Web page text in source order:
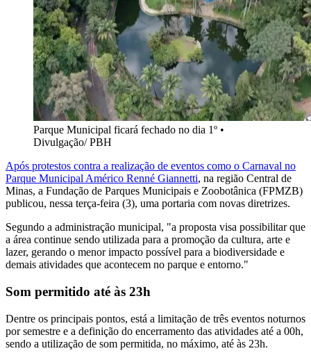
Parque Municipal ficará fechado no dia 1º •
Divulgação/ PBH
Após protestos contra a realização de eventos como o Carnaval no
Parque Municipal Américo Renné Giannetti, na região Central de
Minas, a Fundação de Parques Municipais e Zoobotânica (FPMZB)
publicou, nessa terça-feira (3), uma portaria com novas diretrizes.
Segundo a administração municipal, "a proposta visa possibilitar que
a área continue sendo utilizada para a promoção da cultura, arte e
lazer, gerando o menor impacto possível para a biodiversidade e
demais atividades que acontecem no parque e entorno."
Som permitido até às 23h
Dentre os principais pontos, está a limitação de três eventos noturnos
por semestre e a definição do encerramento das atividades até a 00h,
sendo a utilização de som permitida, no máximo, até às 23h.